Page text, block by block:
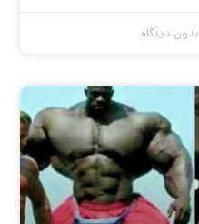
بدون دیدگاه